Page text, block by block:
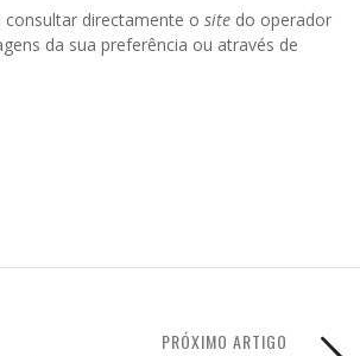
directamente o site do operador
da sua preferência ou através de
PRÓXIMO ARTIGO